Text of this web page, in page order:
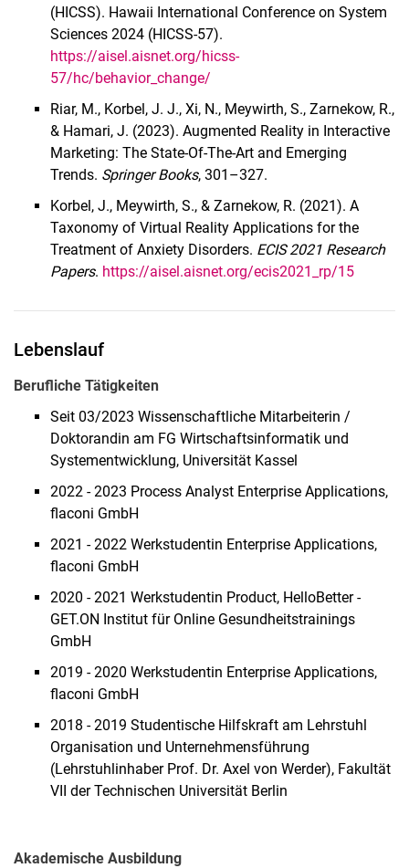
(HICSS). Hawaii International Conference on System
Sciences 2024 (HICSS-57).
https://aisel.aisnet.org/hicss-
57/hc/behavior_change/
Riar, M., Korbel, J. J., Xi, N., Meywirth, S., Zarnekow, R.,
& Hamari, J. (2023). Augmented Reality in Interactive
Marketing: The State-Of-The-Art and Emerging
Trends. Springer Books, 301–327.
Korbel, J., Meywirth, S., & Zarnekow, R. (2021). A
Taxonomy of Virtual Reality Applications for the
Treatment of Anxiety Disorders. ECIS 2021 Research
Papers. https://aisel.aisnet.org/ecis2021_rp/15
Lebenslauf
Berufliche Tätigkeiten
Seit 03/2023 Wissenschaftliche Mitarbeiterin /
Doktorandin am FG Wirtschaftsinformatik und
Systementwicklung, Universität Kassel
2022 - 2023 Process Analyst Enterprise Applications,
ﬂaconi GmbH
2021 - 2022 Werkstudentin Enterprise Applications,
ﬂaconi GmbH
2020 - 2021 Werkstudentin Product, HelloBetter -
GET.ON Institut für Online Gesundheitstrainings
GmbH
2019 - 2020 Werkstudentin Enterprise Applications,
ﬂaconi GmbH
2018 - 2019 Studentische Hilfskraft am Lehrstuhl
Organisation und Unternehmensführung
(Lehrstuhlinhaber Prof. Dr. Axel von Werder), Fakultät
VII der Technischen Universität Berlin
Akademische Ausbildung